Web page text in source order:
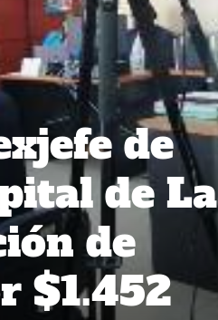
de
de La
de
$1.452